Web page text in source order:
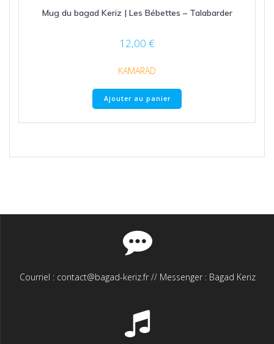
Mug du bagad Keriz | Les Bébettes – Talabarder
12,00 €
KAMARAD
Ajouter au panier
Courriel : contact@bagad-keriz.fr // Messenger : Bagad Keriz